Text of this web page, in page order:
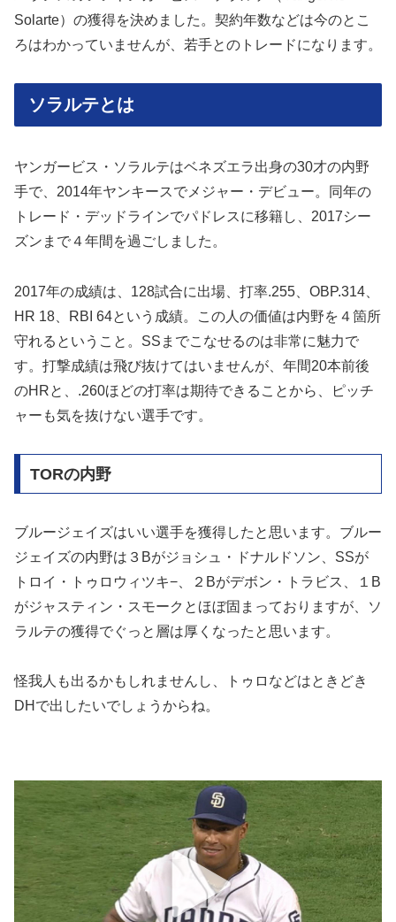
Solarte）の獲得を決めました。契約年数などは今のとこ
ろはわかっていませんが、若手とのトレードになります。
ソラルテとは
ヤンガービス・ソラルテはベネズエラ出身の30才の内野
手で、2014年ヤンキースでメジャー・デビュー。同年の
トレード・デッドラインでパドレスに移籍し、2017シー
ズンまで４年間を過ごしました。
2017年の成績は、128試合に出場、打率.255、OBP.314、
HR 18、RBI 64という成績。この人の価値は内野を４箇所
守れるということ。SSまでこなせるのは非常に魅力で
す。打撃成績は飛び抜けてはいませんが、年間20本前後
のHRと、.260ほどの打率は期待できることから、ピッチ
ャーも気を抜けない選手です。
TORの内野
ブルージェイズはいい選手を獲得したと思います。ブルー
ジェイズの内野は３Bがジョシュ・ドナルドソン、SSが
トロイ・トゥロウィツキ−、２Bがデボン・トラビス、１B
がジャスティン・スモークとほぼ固まっておりますが、ソ
ラルテの獲得でぐっと層は厚くなったと思います。
怪我人も出るかもしれませんし、トゥロなどはときどき
DHで出したいでしょうからね。